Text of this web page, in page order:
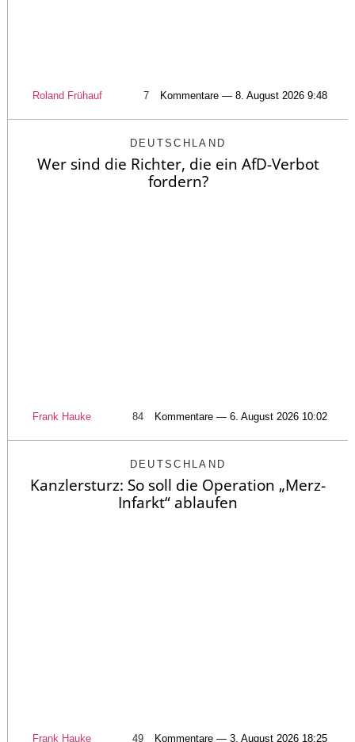
Roland Frühauf 7 Kommentare — 8. August 2026 9:48
DEUTSCHLAND
Wer sind die Richter, die ein AfD-Verbot
fordern?
Frank Hauke 84 Kommentare — 6. August 2026 10:02
DEUTSCHLAND
Kanzlersturz: So soll die Operation „Merz-
Infarkt“ ablaufen
Frank Hauke 49 Kommentare — 3. August 2026 18:25